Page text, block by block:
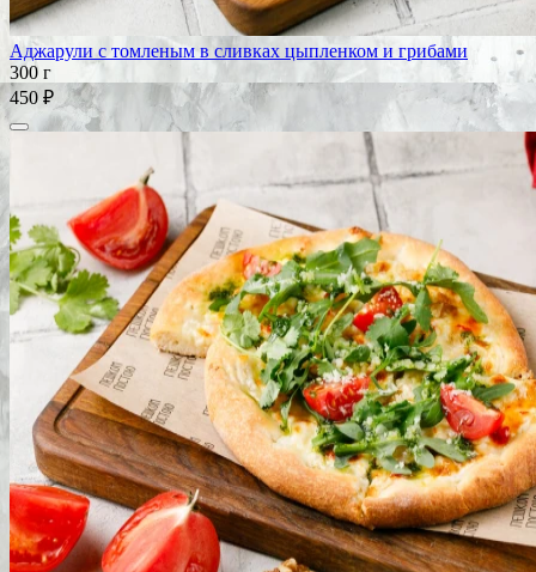
Аджарули с томленым в сливках цыпленком и грибами
300 г
450 ₽